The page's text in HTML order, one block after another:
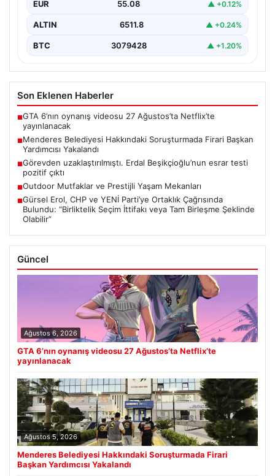
Başkan Yardımcısı…
EUR 55.08 ▲ +0.12%
ALTIN 6511.8 ▲ +0.24%
BTC 3079428 ▲ +1.20%
Son Eklenen Haberler
■GTA 6’nın oynanış videosu 27 Ağustos’ta Netflix’te
yayınlanacak
■Menderes Belediyesi Hakkındaki Soruşturmada Firari Başkan
Yardımcısı Yakalandı
■Görevden uzaklaştırılmıştı. Erdal Beşikçioğlu’nun esrar testi
pozitif çıktı
■Outdoor Mutfaklar ve Prestijli Yaşam Mekanları
■Gürsel Erol, CHP ve YENİ Parti’ye Ortaklık Çağrısında
Bulundu: “Birliktelik Seçim İttifakı veya Tam Birleşme Şeklinde
Olabilir”
Güncel
Ağustos 6, 2026
GTA 6’nın oynanış videosu 27 Ağustos’ta Netflix’te
yayınlanacak
Ağustos 5, 2026
Menderes Belediyesi Hakkındaki Soruşturmada Firari
Başkan Yardımcısı Yakalandı